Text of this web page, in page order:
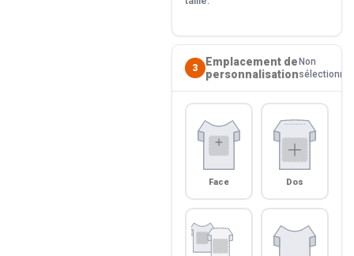
3
Emplacement de
personnalisation
Non
sélectionné
Face Dos